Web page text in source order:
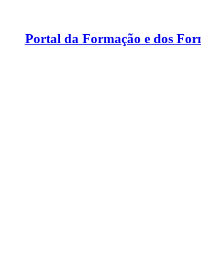
Portal da Formação e dos